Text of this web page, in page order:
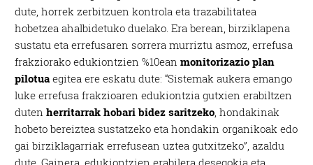
dute, horrek zerbitzuen kontrola eta trazabilitatea
hobetzea ahalbidetuko duelako. Era berean, birziklapena
sustatu eta errefusaren sorrera murriztu asmoz, errefusa
frakziorako edukiontzien %10eanmonitorizazio plan
pilotuaegitea ere eskatu dute: “Sistemak aukera emango
luke errefusa frakzioaren edukiontzia gutxien erabiltzen
dutenherritarrak hobari bidez saritzeko , hondakinak
hobeto bereiztea sustatzeko eta hondakin organikoak edo
gai birziklagarriak errefusean uztea gutxitzeko”, azaldu
dute. Gainera, edukiontzien erabilera desegokia eta